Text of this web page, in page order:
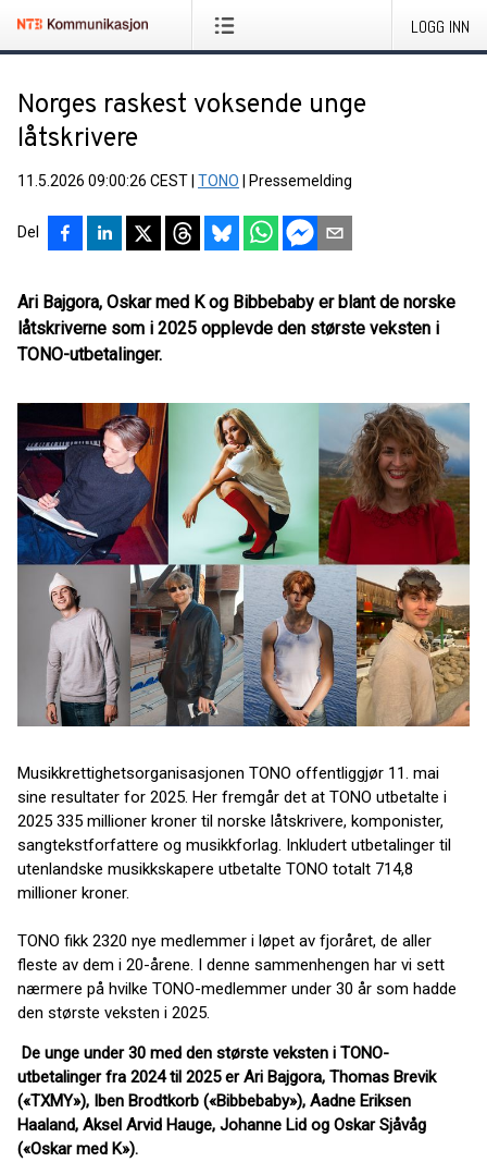
LOGG INN
Norges raskest voksende unge
låtskrivere
11.5.2026 09:00:26 CEST TONO Pressemelding
Del
Ari Bajgora, Oskar med K og Bibbebaby er blant de norske
låtskriverne som i 2025 opplevde den største veksten i
TONO-utbetalinger.
Musikkrettighetsorganisasjonen TONO offentliggjør 11. mai
sine resultater for 2025. Her fremgår det at TONO utbetalte i
2025 335 millioner kroner til norske låtskrivere, komponister,
sangtekstforfattere og musikkforlag. Inkludert utbetalinger til
utenlandske musikkskapere utbetalte TONO totalt 714,8
millioner kroner.
TONO fikk 2320 nye medlemmer i løpet av fjoråret, de aller
fleste av dem i 20-årene. I denne sammenhengen har vi sett
nærmere på hvilke TONO-medlemmer under 30 år som hadde
den største veksten i 2025.
De unge under 30 med den største veksten i TONO-
utbetalinger fra 2024 til 2025 er Ari Bajgora, Thomas Brevik
(«TXMY»), Iben Brodtkorb («Bibbebaby»), Aadne Eriksen
Haaland, Aksel Arvid Hauge, Johanne Lid og Oskar Sjåvåg
(«Oskar med K»).